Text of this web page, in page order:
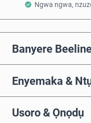
Ngwa ngwa,
Banyere
Enyemaka &
Usoro & Ọnọdụ